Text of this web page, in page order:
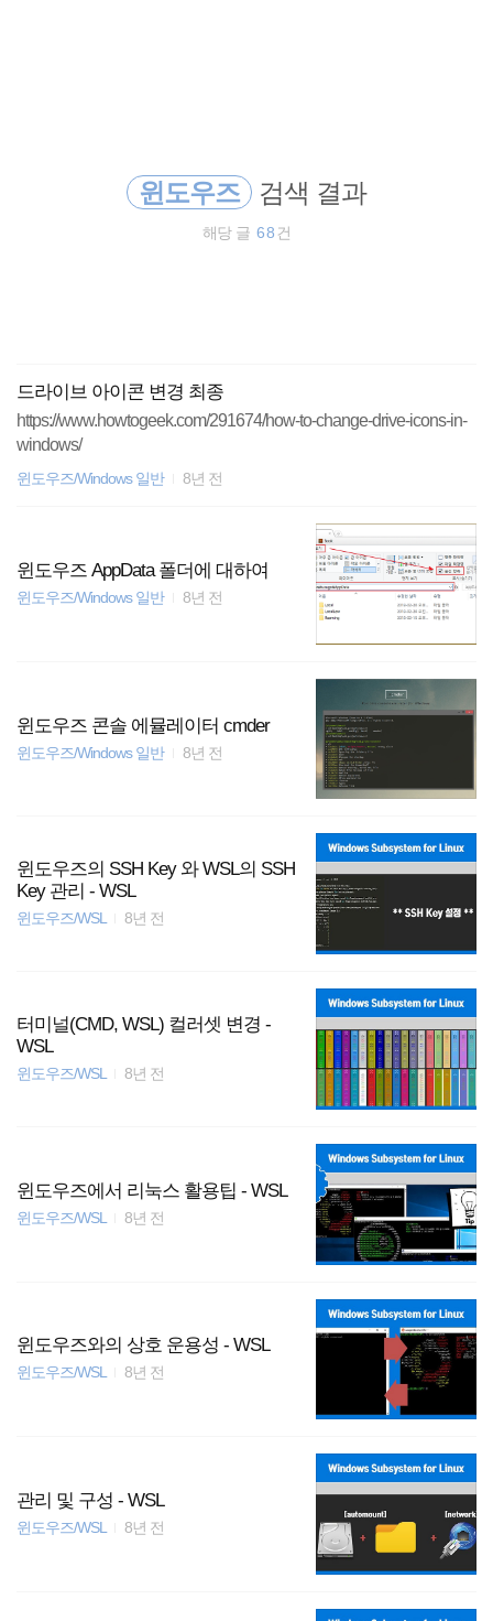
윈도우즈 검색 결과
해당 글 68 건
드라이브 아이콘 변경 최종
https://www.howtogeek.com/291674/how-to-change-drive-icons-in-
windows/
윈도우즈/Windows 일반 8년 전
윈도우즈 AppData 폴더에 대하여
윈도우즈/Windows 일반 8년 전
윈도우즈 콘솔 에뮬레이터 cmder
윈도우즈/Windows 일반 8년 전
윈도우즈의 SSH Key 와 WSL의 SSH
Key 관리 - WSL
윈도우즈/WSL 8년 전
터미널(CMD, WSL) 컬러셋 변경 -
WSL
윈도우즈/WSL 8년 전
윈도우즈에서 리눅스 활용팁 - WSL
윈도우즈/WSL 8년 전
윈도우즈와의 상호 운용성 - WSL
윈도우즈/WSL 8년 전
관리 및 구성 - WSL
윈도우즈/WSL 8년 전
Command
Utility